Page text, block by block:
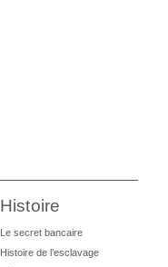
Histoire
Le secret bancaire
Histoire de l’esclavage